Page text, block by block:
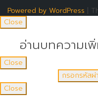
Powered by WordPress
Close
อ่านบทความเ
Close
Close